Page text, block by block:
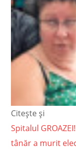
Citește și
Spitalul
tânăr a murit